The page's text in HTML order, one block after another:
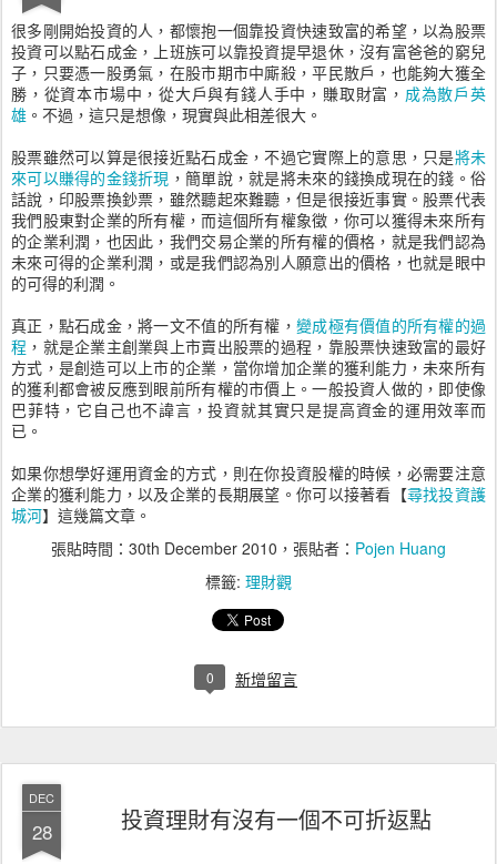
很多剛開始投資的人，都懷抱一個靠投資快速致富的希望，以為股票
投資可以點石成金，上班族可以靠投資提早退休，沒有富爸爸的窮兒
子，只要憑一股勇氣，在股市期市中廝殺，平民散戶，也能夠大獲全
勝，從資本市場中，從大戶與有錢人手中，賺取財富， 成為散戶英
雄 。不過，這只是想像，現實與此相差很大。
股票雖然可以算是很接近點石成金，不過它實際上的意思，只是將未
來可以賺得的金錢折現 ，簡單說，就是將未來的錢換成現在的錢。俗
話說，印股票換鈔票，雖然聽起來難聽，但是很接近事實。股票代表
我們股東對企業的所有權，而這個所有權象徵，你可以獲得未來所有
的企業利潤，也因此，我們交易企業的所有權的價格，就是我們認為
未來可得的企業利潤，或是我們認為別人願意出的價格，也就是眼中
的可得的利潤。
真正，點石成金，將一文不值的所有權， 變成極有價值的所有權的過
程 ，就是企業主創業與上市賣出股票的過程，靠股票快速致富的最好
方式，是創造可以上市的企業，當你增加企業的獲利能力，未來所有
的獲利都會被反應到眼前所有權的市價上。一般投資人做的，即使像
巴菲特，它自己也不諱言，投資就其實只是提高資金的運用效率而
已。
如果你想學好運用資金的方式，則在你投資股權的時候，必需要注意
企業的獲利能力，以及企業的長期展望。你可以接著看【尋找投資護
城河】這幾篇文章。
張貼時間： 30th December 2010 ，張貼者： Pojen Huang
標籤: 理財觀
0 新增留言
DEC
28 投資理財有沒有一個不可折返點